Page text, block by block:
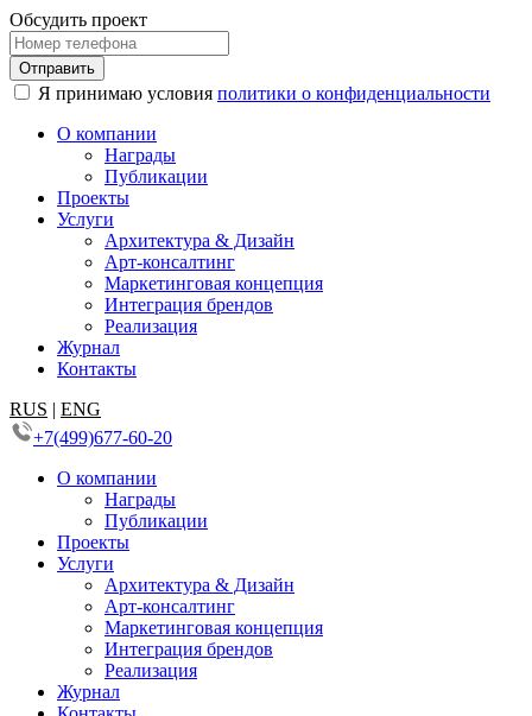
Обсудить проект
Я принимаю условия политики о конфиденциальности
О компании
Награды
Публикации
Проекты
Услуги
Архитектура & Дизайн
Арт-консалтинг
Маркетинговая концепция
Интеграция брендов
Реализация
Журнал
Контакты
RUS | ENG
+7(499)677-60-20
О компании
Награды
Публикации
Проекты
Услуги
Архитектура & Дизайн
Арт-консалтинг
Маркетинговая концепция
Интеграция брендов
Реализация
Журнал